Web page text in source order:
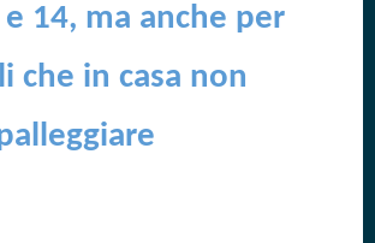
14, ma anche per
che in casa non